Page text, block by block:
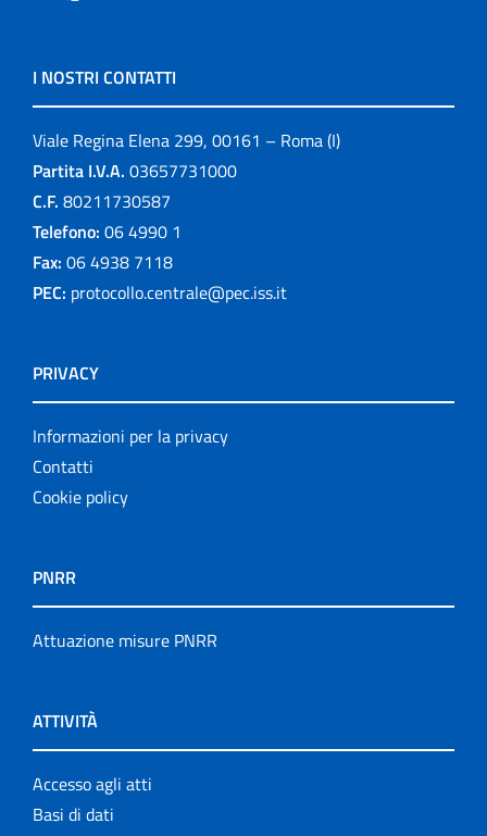
I NOSTRI CONTATTI
Viale Regina Elena 299, 00161 – Roma (I)
Partita I.V.A. 03657731000
C.F. 80211730587
Telefono: 06 4990 1
Fax: 06 4938 7118
PEC: protocollo.centrale@pec.iss.it
PRIVACY
Informazioni per la privacy
Contatti
Cookie policy
PNRR
Attuazione misure PNRR
ATTIVITÀ
Accesso agli atti
Basi di dati